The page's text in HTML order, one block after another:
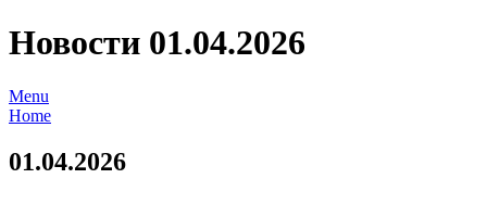
Новости 01.04.2026
Menu
Home
01.04.2026